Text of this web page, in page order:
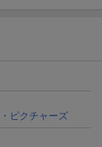
ピクチャーズ